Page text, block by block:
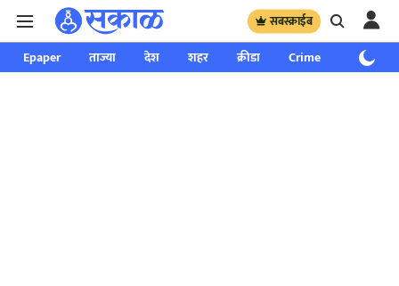
सबस्क्राईब
Epaper ताज्या देश शहर क्रीडा Crime साप्ताहिक